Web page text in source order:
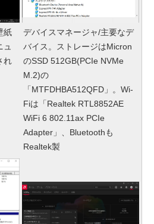
紙
れ
デバイスマネージャ/主要なデ
バイス。ストレージはMicron
のSSD 512GB(PCIe NVMe
M.2)の
「MTFDHBA512QFD」。Wi-
Fiは「Realtek RTL8852AE
WiFi 6 802.11ax PCIe
Adapter」、Bluetoothも
Realtek製